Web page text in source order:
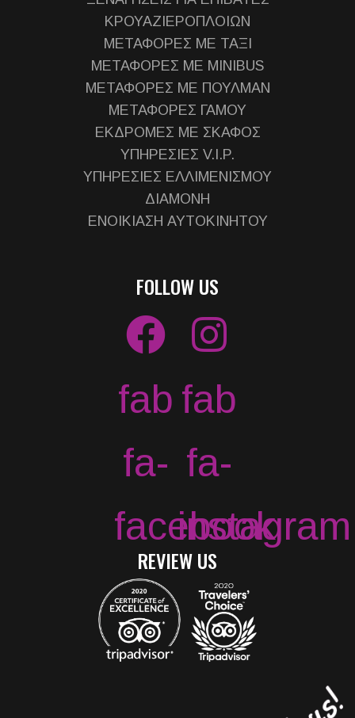
ΚΡΟΥΑΖΙΕΡΟΠΛΟΙΩΝ
ΜΕΤΑΦΟΡΕΣ ΜΕ ΤΑΞΙ
ΜΕΤΑΦΟΡΕΣ ΜΕ MINIBUS
ΜΕΤΑΦΟΡΕΣ ΜΕ ΠΟΥΛΜΑΝ
ΜΕΤΑΦΟΡΕΣ ΓΑΜΟΥ
ΕΚΔΡΟΜΕΣ ΜΕ ΣΚΑΦΟΣ
ΥΠΗΡΕΣΙΕΣ V.I.P.
ΥΠΗΡΕΣΙΕΣ ΕΛΛΙΜΕΝΙΣΜΟΥ
ΔΙΑΜΟΝΗ
ΕΝΟΙΚΙΑΣΗ ΑΥΤΟΚΙΝΗΤΟΥ
FOLLOW US
fab
fa-
facebook
fab
fa-
instagram
REVIEW US